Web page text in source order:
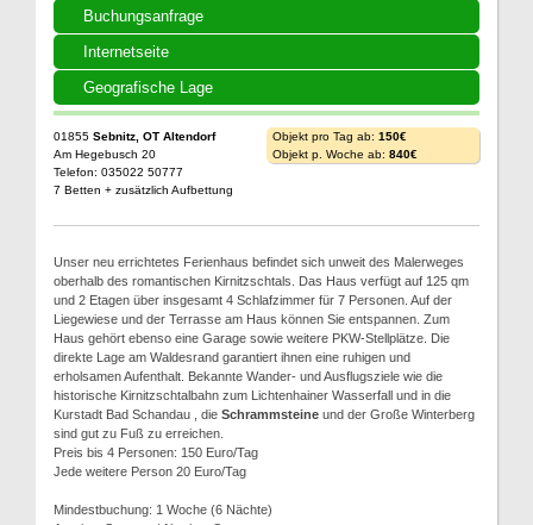
Buchungsanfrage
Internetseite
Geografische Lage
01855 Sebnitz, OT Altendorf
Am Hegebusch 20
Telefon: 035022 50777
7 Betten + zusätzlich Aufbettung
Objekt pro Tag ab: 150€
Objekt p. Woche ab: 840€
Unser neu errichtetes Ferienhaus befindet sich unweit des Malerweges
oberhalb des romantischen Kirnitzschtals. Das Haus verfügt auf 125 qm
und 2 Etagen über insgesamt 4 Schlafzimmer für 7 Personen. Auf der
Liegewiese und der Terrasse am Haus können Sie entspannen. Zum
Haus gehört ebenso eine Garage sowie weitere PKW-Stellplätze. Die
direkte Lage am Waldesrand garantiert ihnen eine ruhigen und
erholsamen Aufenthalt. Bekannte Wander- und Ausflugsziele wie die
historische Kirnitzschtalbahn zum Lichtenhainer Wasserfall und in die
Kurstadt Bad Schandau , die Schrammsteine und der Große Winterberg
sind gut zu Fuß zu erreichen.
Preis bis 4 Personen: 150 Euro/Tag
Jede weitere Person 20 Euro/Tag
Mindestbuchung: 1 Woche (6 Nächte)